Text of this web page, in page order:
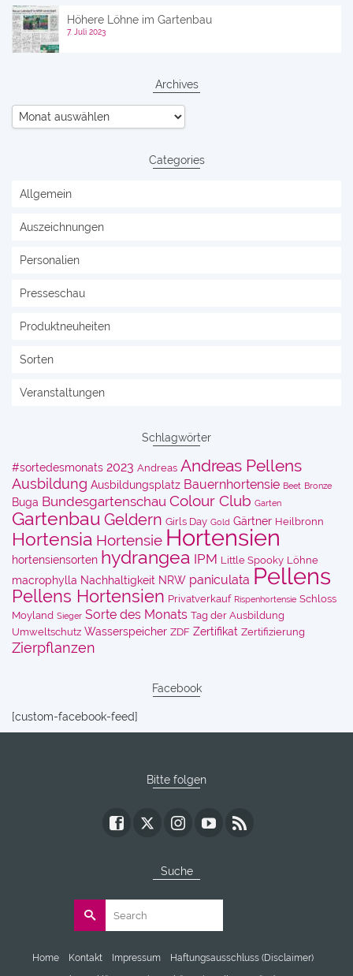
Höhere Löhne im Gartenbau
7. Juli 2023
Archives
Archives
Categories
Allgemein
Auszeichnungen
Personalien
Presseschau
Produktneuheiten
Sorten
Veranstaltungen
Schlagwörter
#sortedesmonats 2023 Andreas Andreas Pellens
Ausbildung Ausbildungsplatz Bauernhortensie Beet Bronze
Buga Bundesgartenschau Colour Club Garten
Gartenbau Geldern Girls Day Gold Gärtner Heilbronn
Hortensia Hortensie Hortensien
hortensiensorten hydrangea IPM Little Spooky Löhne
macrophylla Nachhaltigkeit NRW paniculata Pellens
Pellens Hortensien Privatverkauf Rispenhortensie Schloss
Moyland Sieger Sorte des Monats Tag der Ausbildung
Umweltschutz Wasserspeicher ZDF Zertifikat Zertifizierung
Zierpflanzen
Facebook
[custom-facebook-feed]
Bitte folgen
Suche
Search
Home Kontakt Impressum
Haftungsausschluss (Disclaimer)